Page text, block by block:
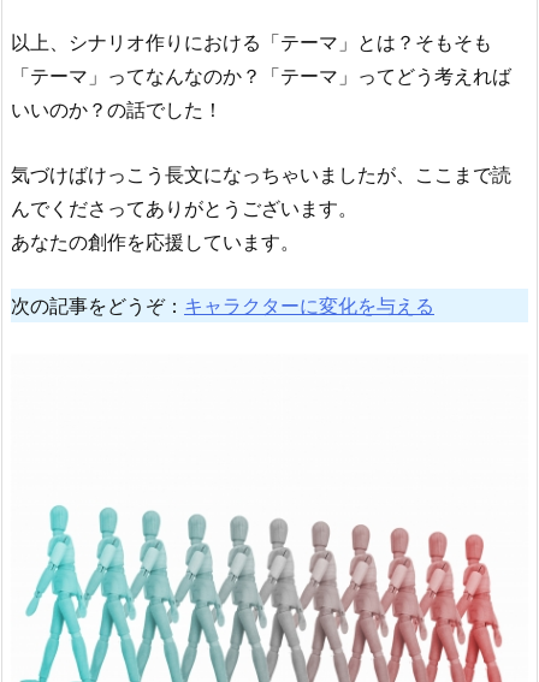
以上、シナリオ作りにおける「テーマ」とは？そもそも
「テーマ」ってなんなのか？「テーマ」ってどう考えれば
いいのか？の話でした！
気づけばけっこう長文になっちゃいましたが、ここまで読
んでくださってありがとうございます。
あなたの創作を応援しています。
次の記事をどうぞ： キャラクターに変化を与える